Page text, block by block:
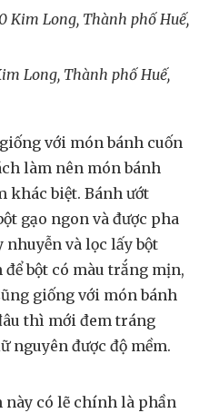
Kim Long, Thành phố Huế,
Long, Thành phố Huế,
với món bánh cuốn
làm nên món bánh
khác biệt. Bánh ướt
gạo ngon và được pha
nhuyễn và lọc lấy bột
bột có màu trắng mịn,
giống với món bánh
thì mới đem tráng
nguyên được độ mềm.
này có lẽ chính là phần